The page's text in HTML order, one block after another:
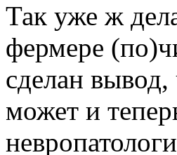
Так уже ж
фермере
сделан
может и